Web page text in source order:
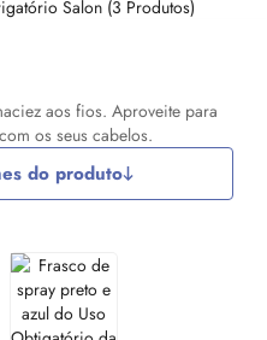
aos fios. Aproveite para
os seus cabelos.
do produto